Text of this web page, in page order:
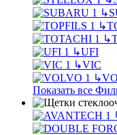
↳
↳
↳
↳UFI
↳VIC
↳
Показать все